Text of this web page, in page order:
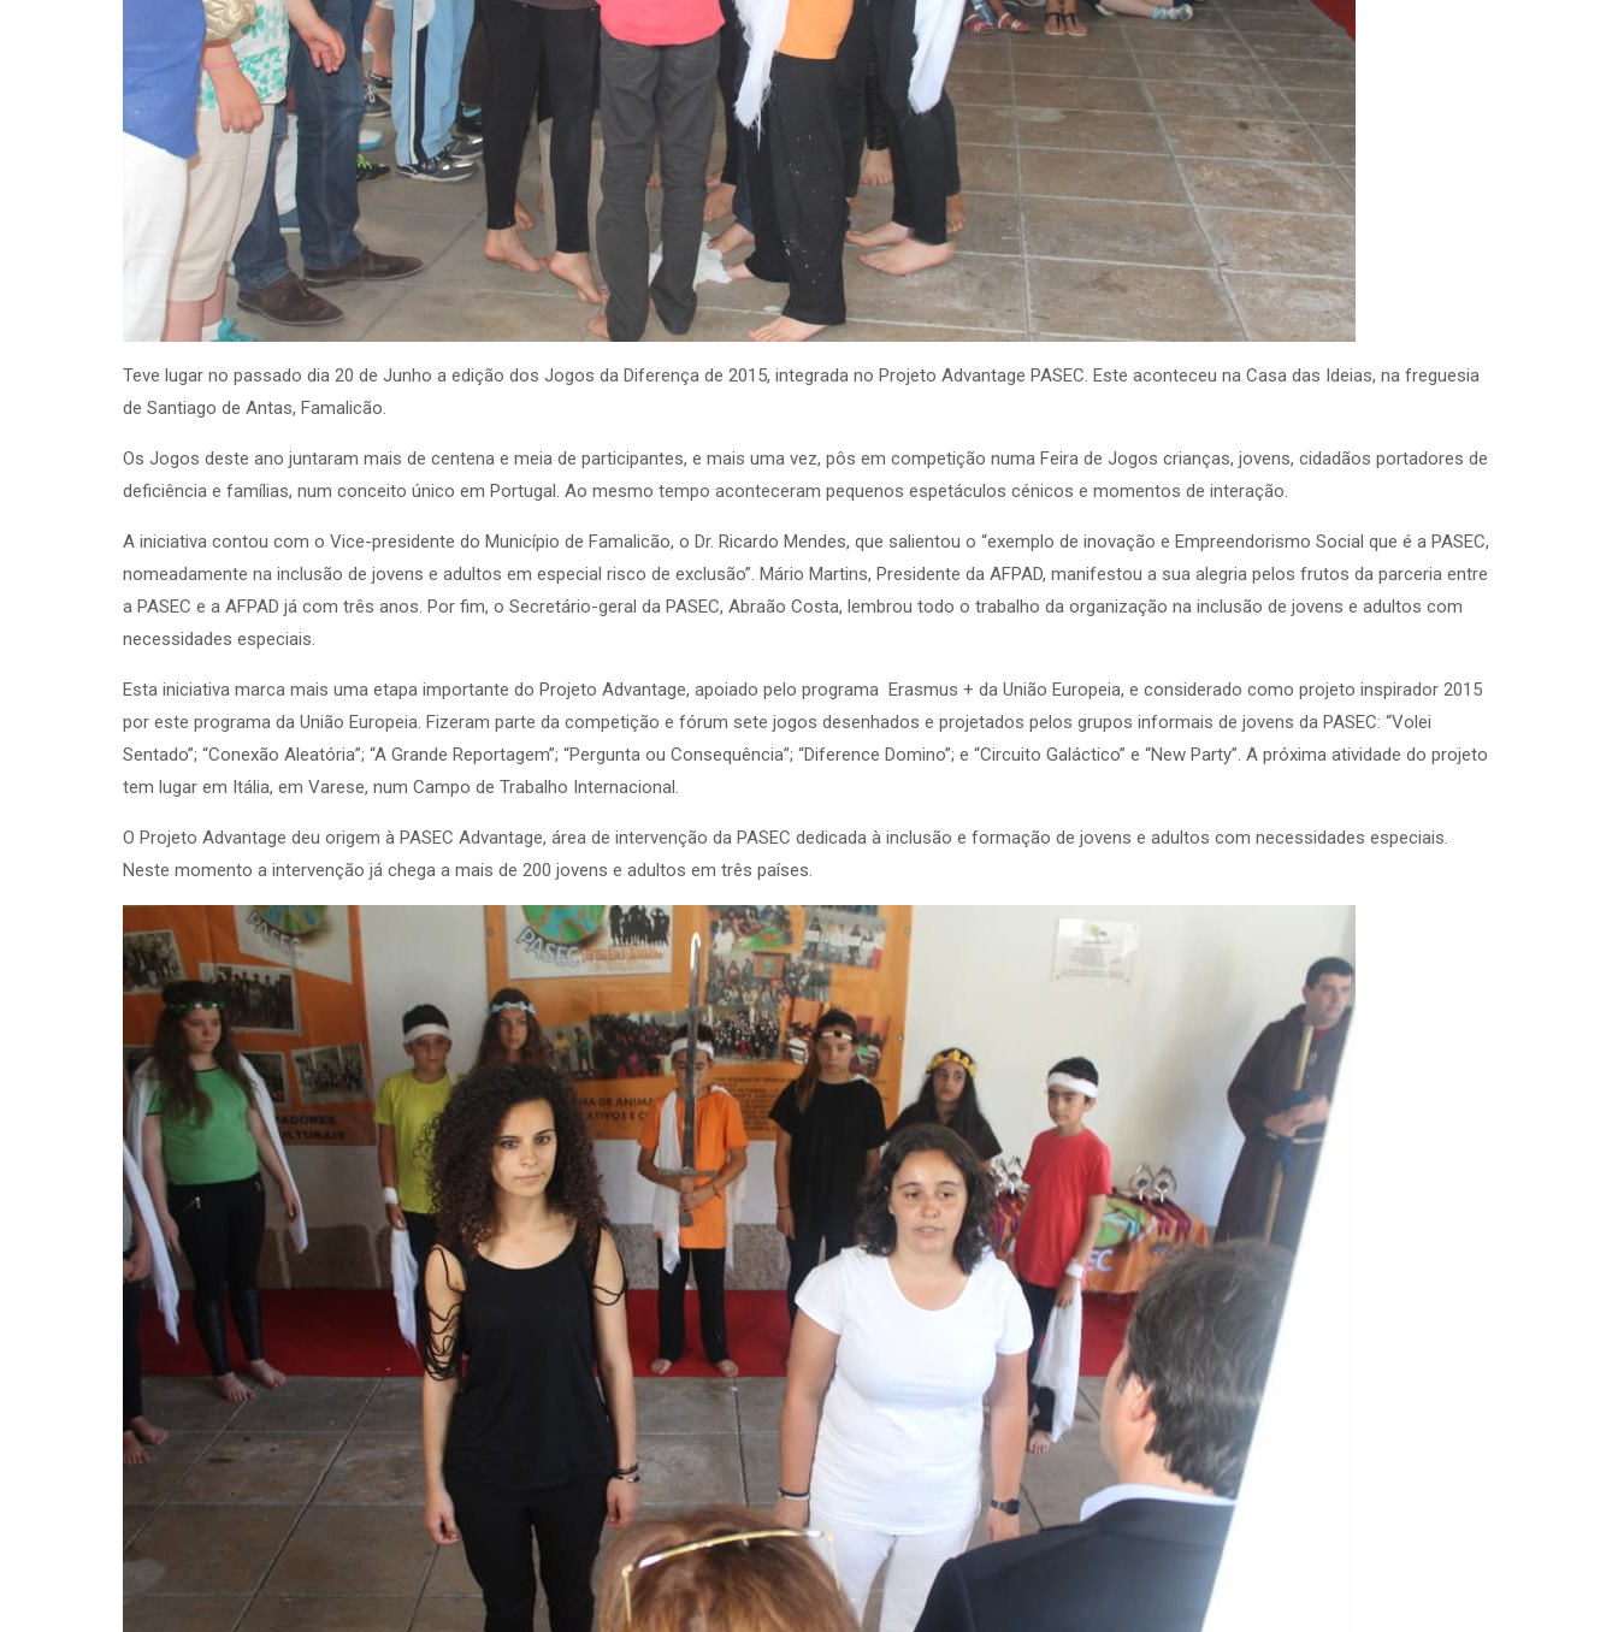
Teve lugar no passado dia 20 de Junho a edição dos Jogos da Diferença de 2015, integrada no Projeto Advantage PASEC. Este aconteceu na Casa das Ideias, na freguesia
de Santiago de Antas, Famalicão.
Os Jogos deste ano juntaram mais de centena e meia de participantes, e mais uma vez, pôs em competição numa Feira de Jogos crianças, jovens, cidadãos portadores de
deficiência e famílias, num conceito único em Portugal. Ao mesmo tempo aconteceram pequenos espetáculos cénicos e momentos de interação.
A iniciativa contou com o Vice-presidente do Município de Famalicão, o Dr. Ricardo Mendes, que salientou o “exemplo de inovação e Empreendorismo Social que é a PASEC,
nomeadamente na inclusão de jovens e adultos em especial risco de exclusão”. Mário Martins, Presidente da AFPAD, manifestou a sua alegria pelos frutos da parceria entre
a PASEC e a AFPAD já com três anos. Por fim, o Secretário-geral da PASEC, Abraão Costa, lembrou todo o trabalho da organização na inclusão de jovens e adultos com
necessidades especiais.
Esta iniciativa marca mais uma etapa importante do Projeto Advantage, apoiado pelo programa Erasmus + da União Europeia, e considerado como projeto inspirador 2015
por este programa da União Europeia. Fizeram parte da competição e fórum sete jogos desenhados e projetados pelos grupos informais de jovens da PASEC: “Volei
Sentado”; “Conexão Aleatória”; “A Grande Reportagem”; “Pergunta ou Consequência”; “Diference Domino”; e “Circuito Galáctico” e “New Party”. A próxima atividade do projeto
tem lugar em Itália, em Varese, num Campo de Trabalho Internacional.
O Projeto Advantage deu origem à PASEC Advantage, área de intervenção da PASEC dedicada à inclusão e formação de jovens e adultos com necessidades especiais.
Neste momento a intervenção já chega a mais de 200 jovens e adultos em três países.